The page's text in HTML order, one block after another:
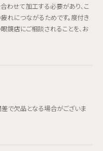
わせて加工する必要があり、こ
れにつながるためです。度付き
鏡店にご相談されることを、お
で欠品となる場合がございま